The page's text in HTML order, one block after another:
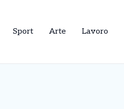
Sport Arte Lavoro